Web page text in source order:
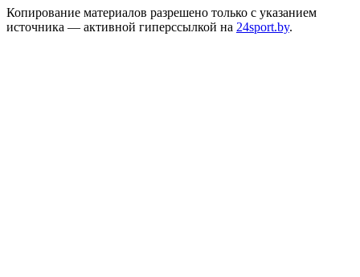
Копирование материалов разрешено только с указанием
источника — активной гиперссылкой на 24sport.by.